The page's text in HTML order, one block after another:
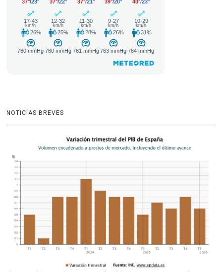
NOTICIAS BREVES